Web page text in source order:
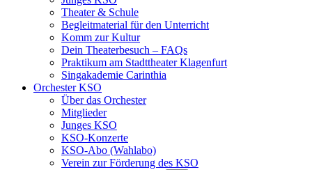
Theater & Schule
Begleitmaterial für den Unterricht
Komm zur Kultur
Dein Theaterbesuch – FAQs
Praktikum am Stadttheater Klagenfurt
Singakademie Carinthia
Orchester KSO
Über das Orchester
Mitglieder
Junges KSO
KSO-Konzerte
KSO-Abo (Wahlabo)
Verein zur Förderung des KSO